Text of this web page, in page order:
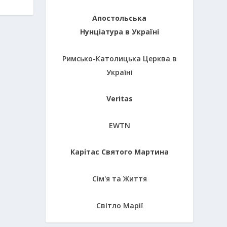
Апостольська
Нунціатура в Україні
Римсько-Католицька Церква в
Україні
Veritas
EWTN
Карітас Святого Мартина
Сім'я та Життя
Світло Марії